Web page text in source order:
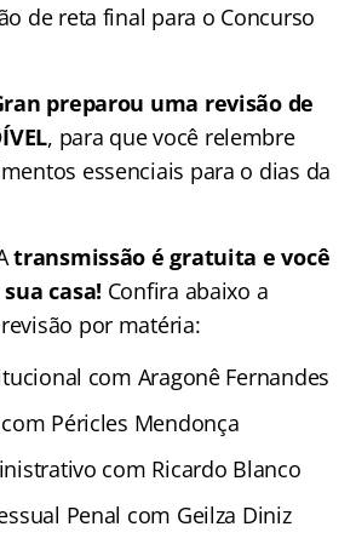
de reta final para o Concurso
preparou uma revisão de
, para que você relembre
essenciais para o dias da
transmissão é gratuita e você
casa! Confira abaixo a
por matéria:
com Aragonê Fernandes
Péricles Mendonça
com Ricardo Blanco
Penal com Geilza Diniz